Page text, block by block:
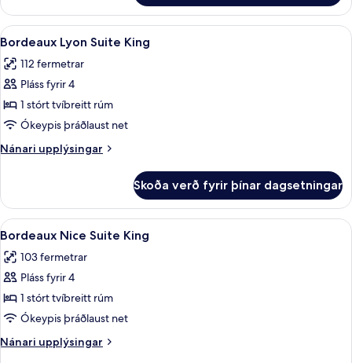
Lemans
Suite
2
Skoða
allar
myndir
fyrir
Bordeaux
Lyon
Suite
King
Bordeaux Lyon Suite King | Rúmföt
4
Bordeaux Lyon Suite King
112 fermetrar
Pláss fyrir 4
1 stórt tvíbreitt rúm
Ókeypis þráðlaust net
Nánari upplýsingar
Nánari
Lyon
Suite
King
Skoða verð fyrir þínar dagsetningar
Skoða
allar
myndir
fyrir
Bordeaux
Nice
Suite
King
Bordeaux Nice Suite King | Rúmföt
4
Bordeaux Nice Suite King
103 fermetrar
Pláss fyrir 4
1 stórt tvíbreitt rúm
Ókeypis þráðlaust net
Nánari upplýsingar
Nánari